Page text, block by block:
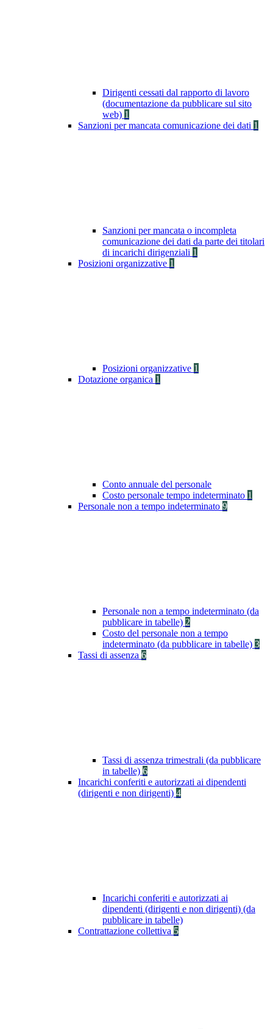
Dirigenti cessati dal rapporto di lavoro
(documentazione da pubblicare sul sito
web) 1
Sanzioni per mancata comunicazione dei dati 1
Sanzioni per mancata o incompleta
comunicazione dei dati da parte dei titolari
di incarichi dirigenziali 1
Posizioni organizzative 1
Posizioni organizzative 1
Dotazione organica 1
Conto annuale del personale
Costo personale tempo indeterminato 1
Personale non a tempo indeterminato 9
Personale non a tempo indeterminato (da
pubblicare in tabelle) 2
Costo del personale non a tempo
indeterminato (da pubblicare in tabelle) 3
Tassi di assenza 6
Tassi di assenza trimestrali (da pubblicare
in tabelle) 6
Incarichi conferiti e autorizzati ai dipendenti
(dirigenti e non dirigenti) 4
Incarichi conferiti e autorizzati ai
dipendenti (dirigenti e non dirigenti) (da
pubblicare in tabelle)
Contrattazione collettiva 5